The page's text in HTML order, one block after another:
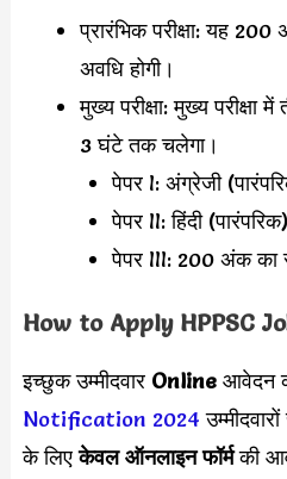
प्रारंभिक परीक्षा: यह
अवधि होगी।
मुख्य परीक्षा: मुख्य परीक्षा
3 घंटे तक चलेगा।
पेपर I: अंग्रेजी
पेपर II: हिंदी
पेपर III: 200 अंक का
How to Apply HPPSC
इच्छुक उम्मीदवार Online आवेदन
Notification 2024
के लिएकेवल ऑनलाइन फॉर्मकी